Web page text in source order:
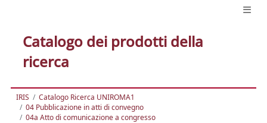
Catalogo dei prodotti della
ricerca
IRIS
Catalogo Ricerca UNIROMA1
04 Pubblicazione in atti di convegno
04a Atto di comunicazione a congresso